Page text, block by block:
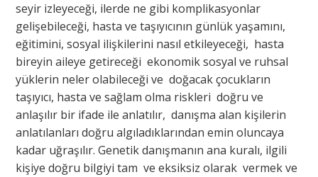
seyir izleyeceği, ilerde ne gibi komplikasyonlar
gelişebileceği, hasta ve taşıyıcının günlük yaşamını,
eğitimini, sosyal ilişkilerini nasıl etkileyeceği, hasta
bireyin aileye getireceği ekonomik sosyal ve ruhsal
yüklerin neler olabileceği ve doğacak çocukların
taşıyıcı, hasta ve sağlam olma riskleri doğru ve
anlaşılır bir ifade ile anlatılır, danışma alan kişilerin
anlatılanları doğru algıladıklarından emin oluncaya
kadar uğraşılır. Genetik danışmanın ana kuralı, ilgili
kişiye doğru bilgiyi tam ve eksiksiz olarak vermek ve